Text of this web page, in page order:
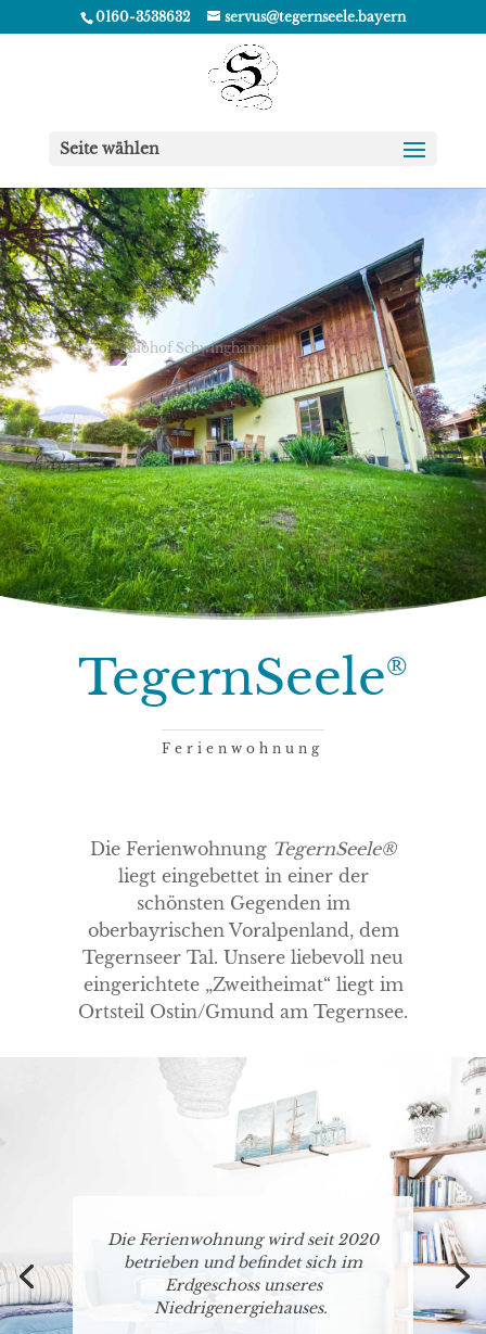
0160-3538632 servus@tegernseele.bayern
Seite wählen
TegernSeele®
Ferienwohnung
Die Ferienwohnung TegernSeele®
liegt eingebettet in einer der
schönsten Gegenden im
oberbayrischen Voralpenland, dem
Tegernseer Tal. Unsere liebevoll neu
eingerichtete „Zweitheimat“ liegt im
Ortsteil Ostin/Gmund am Tegernsee.
Die Ferienwohnung wird seit 2020
betrieben und befindet sich im
Erdgeschoss unseres
Niedrigenergiehauses.